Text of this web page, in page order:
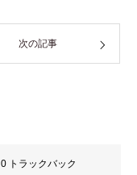
次の記事
0 トラックバック